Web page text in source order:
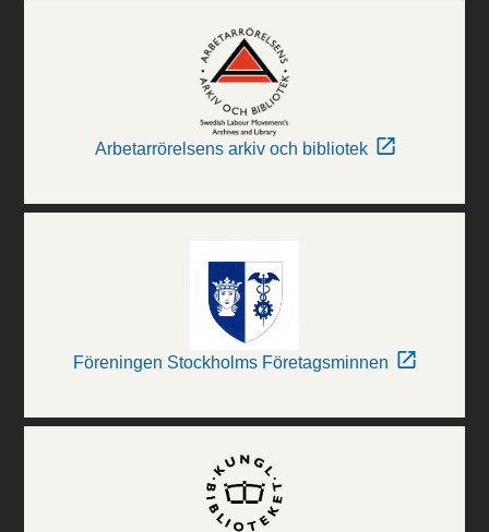
Arbetarrörelsens arkiv och bibliotek
Föreningen Stockholms Företagsminnen